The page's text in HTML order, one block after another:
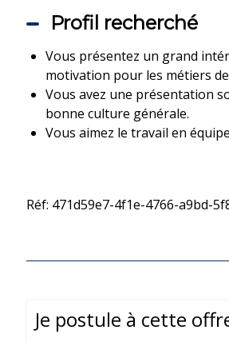
Profil recherché
Vous présentez un grand
motivation pour les métiers
Vous avez une présentation
bonne culture générale.
Vous aimez le travail en
Réf: 471d59e7-4f1e-4766-a9bd-
Je postule à cette